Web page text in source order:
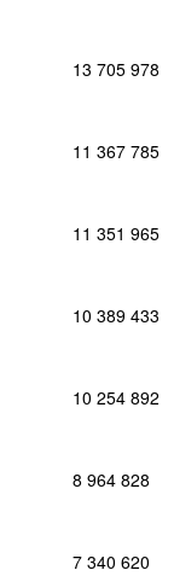
13 705 978
11 367 785
11 351 965
10 389 433
10 254 892
8 964 828
7 340 620